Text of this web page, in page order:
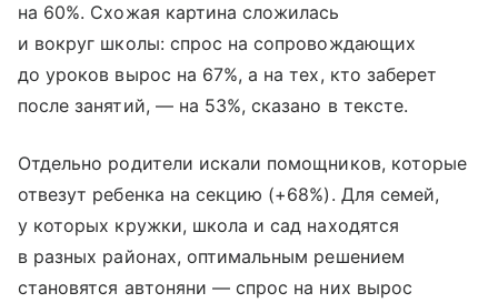
на 60%. Схожая картина сложилась
и вокруг школы: спрос на сопровождающих
до уроков вырос на 67%, а на тех, кто заберет
после занятий, — на 53%, сказано в тексте.
Отдельно родители искали помощников, которые
отвезут ребенка на секцию (+68%). Для семей,
у которых кружки, школа и сад находятся
в разных районах, оптимальным решением
становятся автоняни — спрос на них вырос